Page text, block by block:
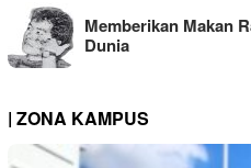
Memberikan Makan
Dunia
| ZONA KAMPUS